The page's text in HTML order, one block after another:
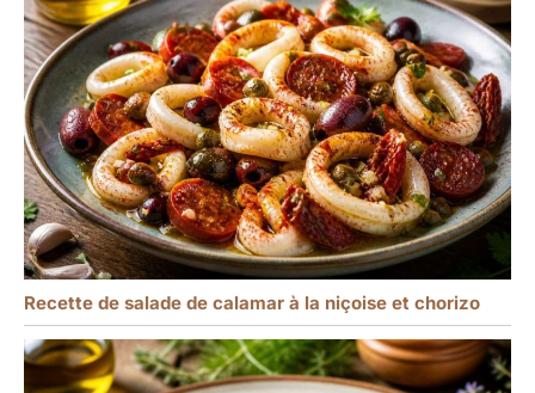
Recette de salade de calamar à la niçoise et chorizo